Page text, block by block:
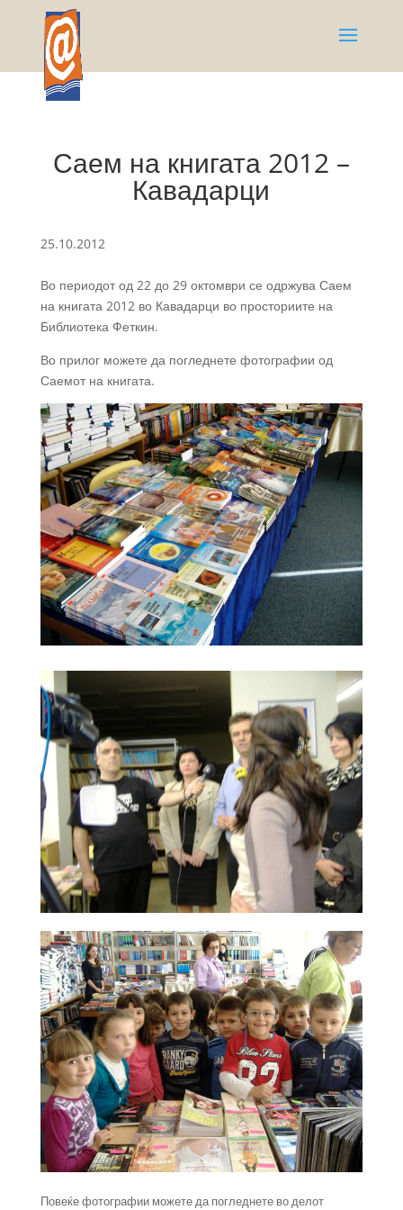
Саем на книгата 2012 –
Кавадарци
25.10.2012
Во периодот од 22 до 29 октомври се одржува Саем
на книгата 2012 во Кавадарци во просториите на
Библиотека Феткин.
Во прилог можете да погледнете фотографии од
Саемот на книгата.
Повеќе фотографии можете да погледнете во делот